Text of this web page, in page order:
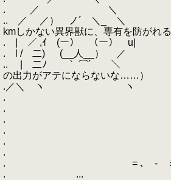
. ／ ＼
.. ／ ／） ノ´ ＼_ ＼ （
kmしかない異界獣に、専有を防がれ
. | ／ ,ｲ (ー） （ー） u|
. l / 二) (__人__） ／
.. | 二ﾉ ｀ ⌒´ ＼ （延
の出力がアテにならないな……）
.／＼ ヽ ヽ
.
.
.
.
.
.
. = ､ - ミ
. ...